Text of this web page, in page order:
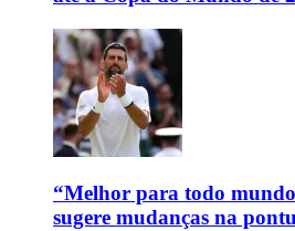
“Melhor para todo
sugere mudanças na